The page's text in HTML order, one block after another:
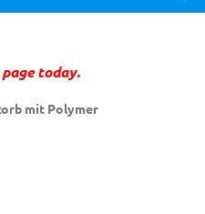
today.
mit Polymer